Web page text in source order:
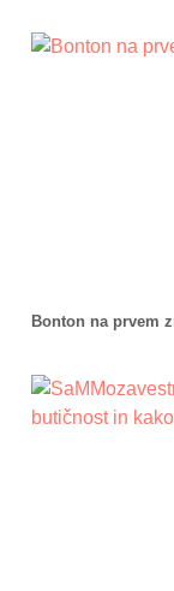
Bonton na prvem